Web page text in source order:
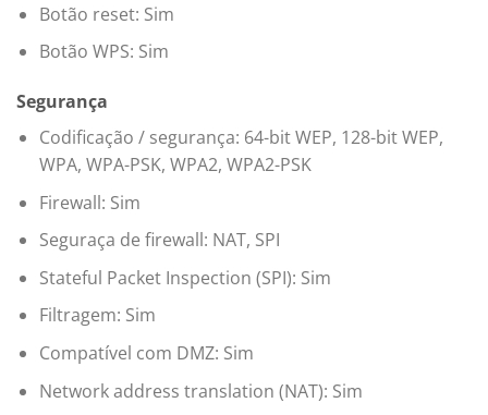
Botão reset: Sim
Botão WPS: Sim
Segurança
Codificação / segurança: 64-bit WEP, 128-bit WEP,
WPA, WPA-PSK, WPA2, WPA2-PSK
Firewall: Sim
Seguraça de firewall: NAT, SPI
Stateful Packet Inspection (SPI): Sim
Filtragem: Sim
Compatível com DMZ: Sim
Network address translation (NAT): Sim